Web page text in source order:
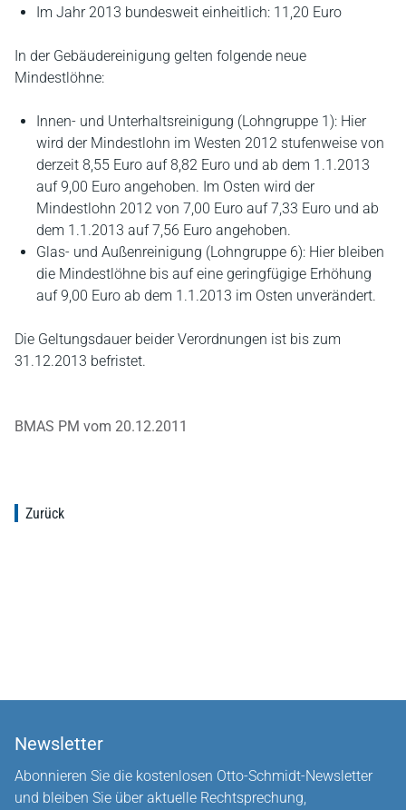
Im Jahr 2013 bundesweit einheitlich: 11,20 Euro
In der Gebäudereinigung gelten folgende neue
Mindestlöhne:
Innen- und Unterhaltsreinigung (Lohngruppe 1): Hier
wird der Mindestlohn im Westen 2012 stufenweise von
derzeit 8,55 Euro auf 8,82 Euro und ab dem 1.1.2013
auf 9,00 Euro angehoben. Im Osten wird der
Mindestlohn 2012 von 7,00 Euro auf 7,33 Euro und ab
dem 1.1.2013 auf 7,56 Euro angehoben.
Glas- und Außenreinigung (Lohngruppe 6): Hier bleiben
die Mindestlöhne bis auf eine geringfügige Erhöhung
auf 9,00 Euro ab dem 1.1.2013 im Osten unverändert.
Die Geltungsdauer beider Verordnungen ist bis zum
31.12.2013 befristet.
BMAS PM vom 20.12.2011
Zurück
Newsletter
Abonnieren Sie die kostenlosen Otto-Schmidt-Newsletter
und bleiben Sie über aktuelle Rechtsprechung,